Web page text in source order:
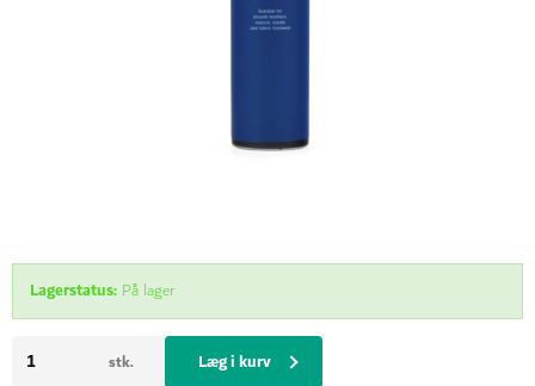
Lagerstatus: På lager
stk. Læg i kurv